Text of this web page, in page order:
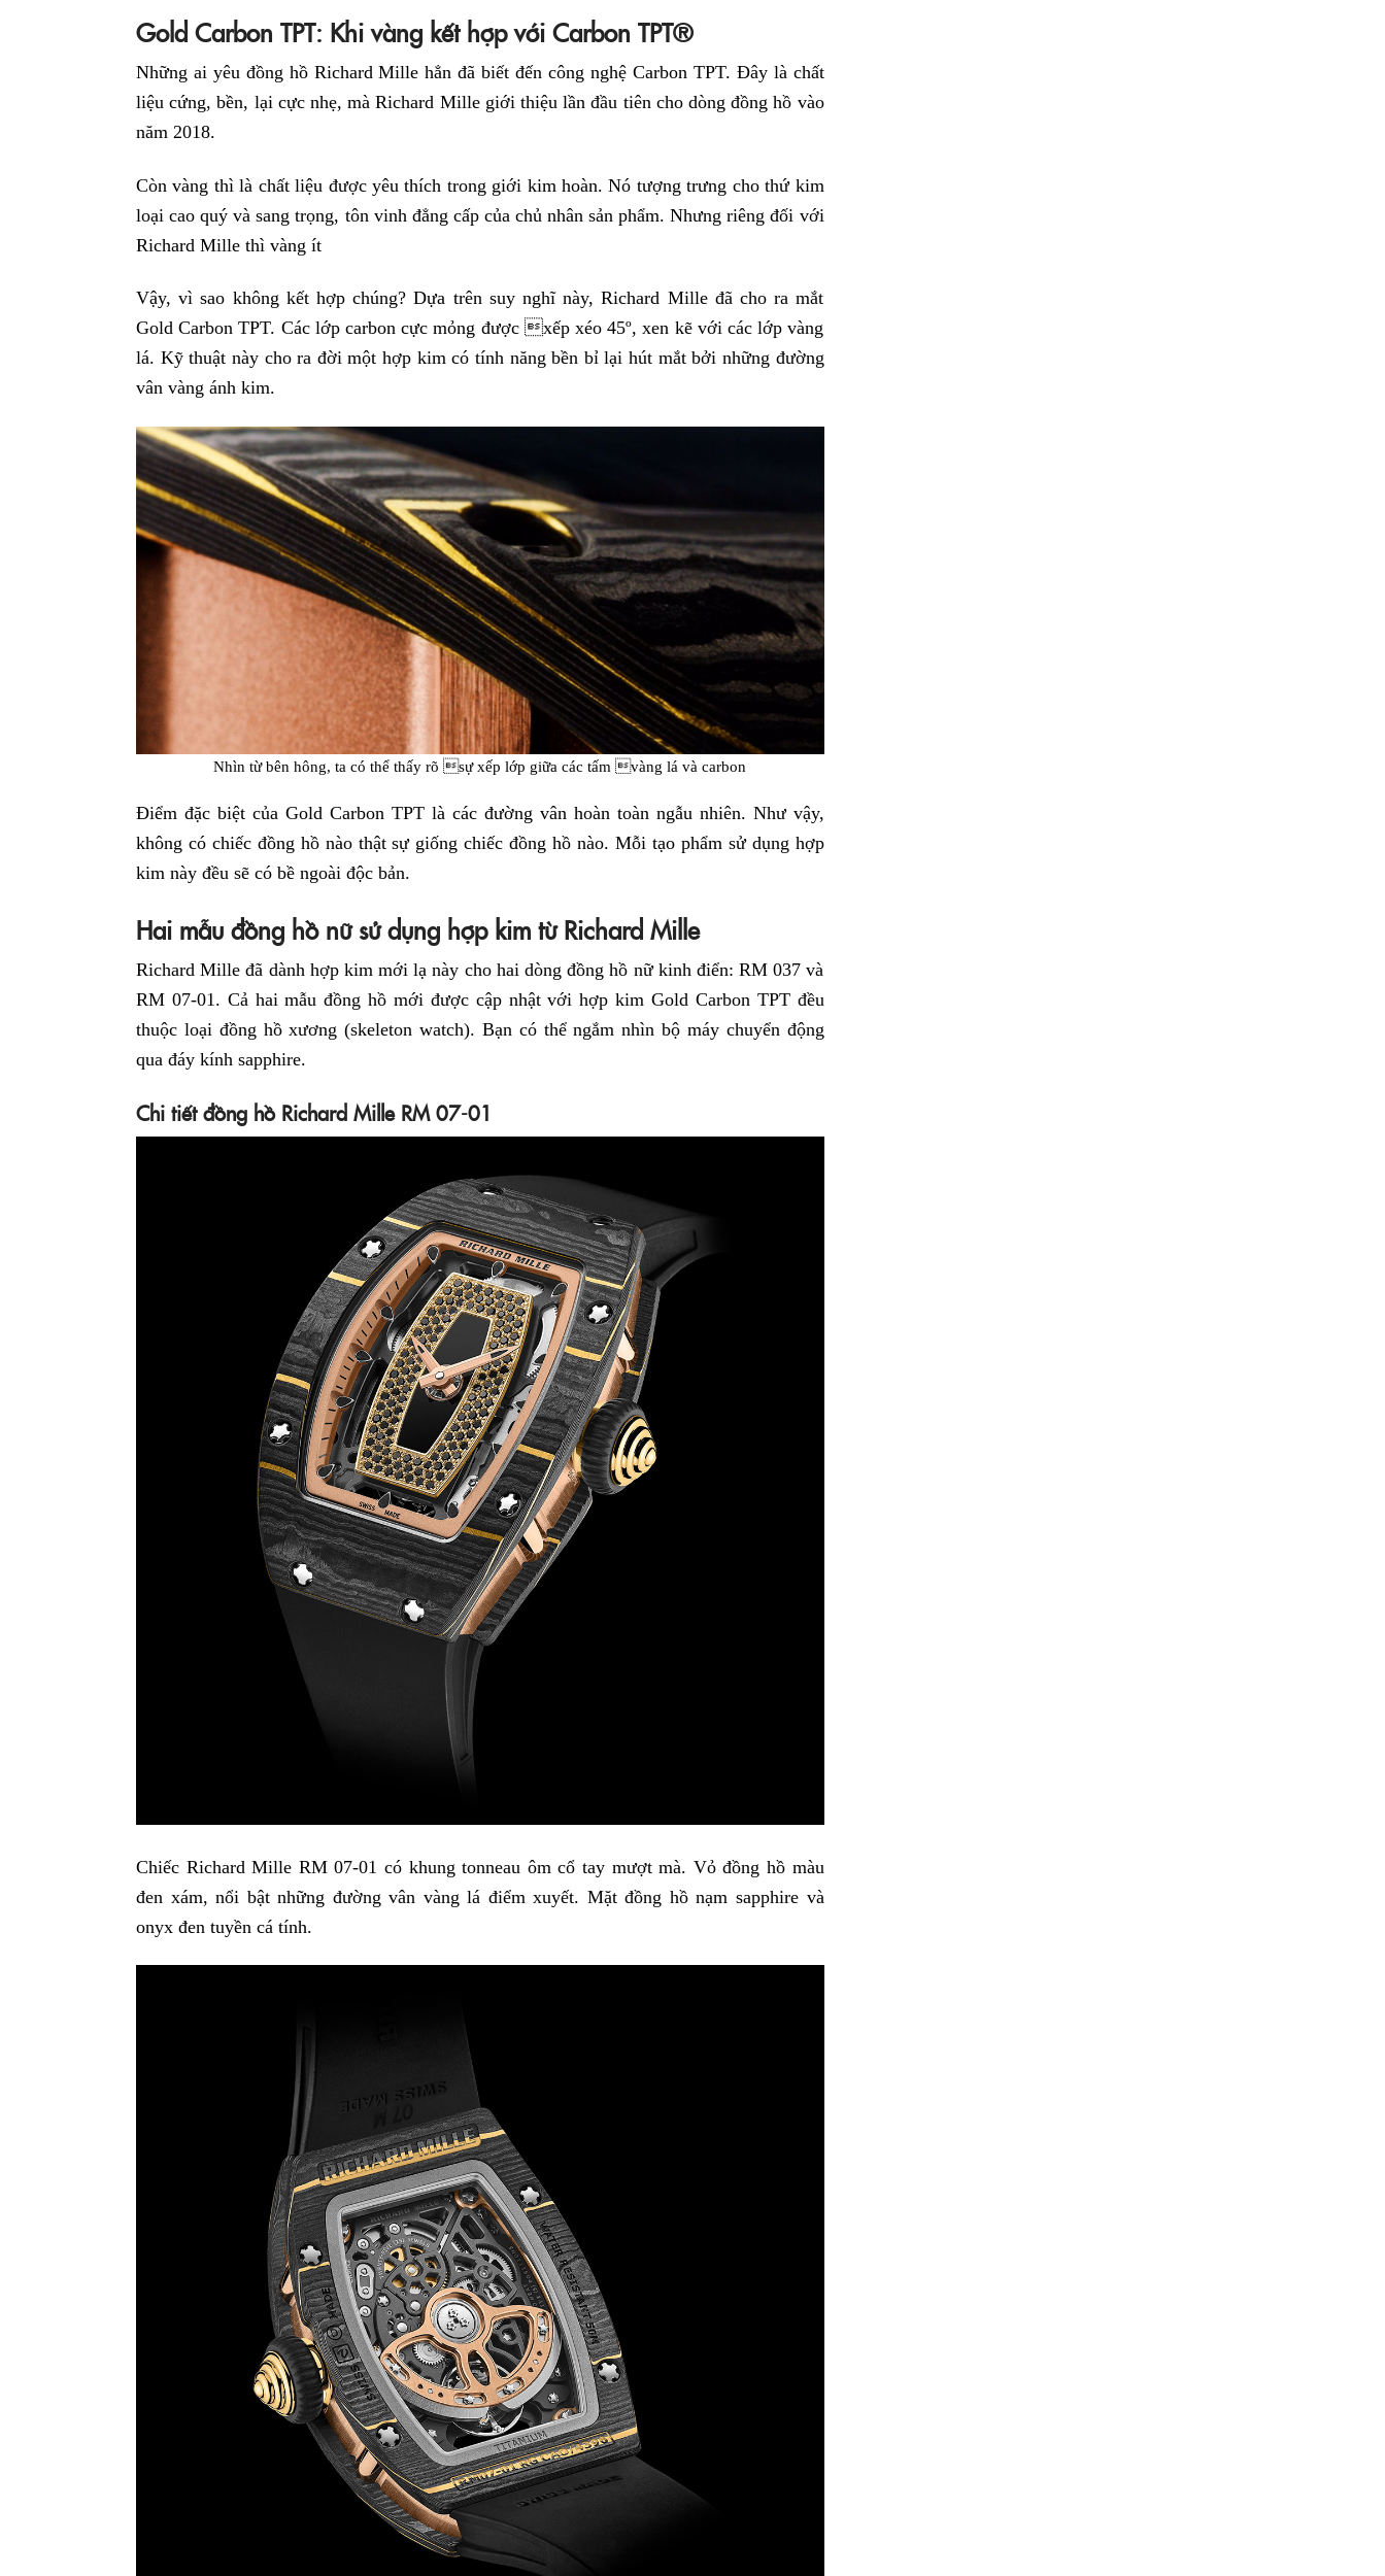
Gold Carbon TPT: Khi vàng kết hợp với Carbon TPT®
Những ai yêu đồng hồ Richard Mille hẳn đã biết đến công nghệ Carbon TPT. Đây là chất
liệu cứng, bền, lại cực nhẹ, mà Richard Mille giới thiệu lần đầu tiên cho dòng đồng hồ vào
năm 2018.
Còn vàng thì là chất liệu được yêu thích trong giới kim hoàn. Nó tượng trưng cho thứ kim
loại cao quý và sang trọng, tôn vinh đẳng cấp của chủ nhân sản phẩm. Nhưng riêng đối với
Richard Mille thì vàng ít
Vậy, vì sao không kết hợp chúng? Dựa trên suy nghĩ này, Richard Mille đã cho ra mắt
Gold Carbon TPT. Các lớp carbon cực mỏng được xếp xéo 45º, xen kẽ với các lớp vàng
lá. Kỹ thuật này cho ra đời một hợp kim có tính năng bền bỉ lại hút mắt bởi những đường
vân vàng ánh kim.
Nhìn từ bên hông, ta có thể thấy rõ sự xếp lớp giữa các tấm vàng lá và carbon
Điểm đặc biệt của Gold Carbon TPT là các đường vân hoàn toàn ngẫu nhiên. Như vậy,
không có chiếc đồng hồ nào thật sự giống chiếc đồng hồ nào. Mỗi tạo phẩm sử dụng hợp
kim này đều sẽ có bề ngoài độc bản.
Hai mẫu đồng hồ nữ sử dụng hợp kim từ Richard Mille
Richard Mille đã dành hợp kim mới lạ này cho hai dòng đồng hồ nữ kinh điển: RM 037 và
RM 07-01. Cả hai mẫu đồng hồ mới được cập nhật với hợp kim Gold Carbon TPT đều
thuộc loại đồng hồ xương (skeleton watch). Bạn có thể ngắm nhìn bộ máy chuyển động
qua đáy kính sapphire.
Chi tiết đồng hồ Richard Mille RM 07-01
Chiếc Richard Mille RM 07-01 có khung tonneau ôm cổ tay mượt mà. Vỏ đồng hồ màu
đen xám, nổi bật những đường vân vàng lá điểm xuyết. Mặt đồng hồ nạm sapphire và
onyx đen tuyền cá tính.